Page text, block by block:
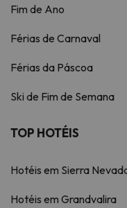
Fim de Ano
Férias de Carnaval
Férias da Páscoa
Ski de Fim de Semana
TOP HOTÉIS
Hotéis em Sierra
Hotéis em Grandvalira